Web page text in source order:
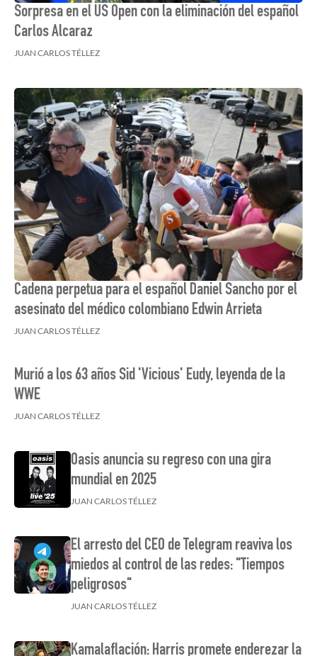
Sorpresa en el US Open con la eliminación del español
Carlos Alcaraz
JUAN CARLOS TÉLLEZ
Cadena perpetua para el español Daniel Sancho por el
asesinato del médico colombiano Edwin Arrieta
JUAN CARLOS TÉLLEZ
Murió a los 63 años Sid 'Vicious' Eudy, leyenda de la
WWE
JUAN CARLOS TÉLLEZ
Oasis anuncia su regreso con una gira
mundial en 2025
JUAN CARLOS TÉLLEZ
El arresto del CEO de Telegram reaviva los
miedos al control de las redes: "Tiempos
peligrosos"
JUAN CARLOS TÉLLEZ
Kamalaflación: Harris promete enderezar la